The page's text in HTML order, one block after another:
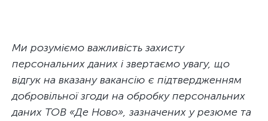
Ми розуміємо важливість захисту
персональних даних і звертаємо увагу, що
відгук на вказану вакансію є підтвердженням
добровільної згоди на обробку персональних
даних ТОВ «Де Ново», зазначених у резюме та